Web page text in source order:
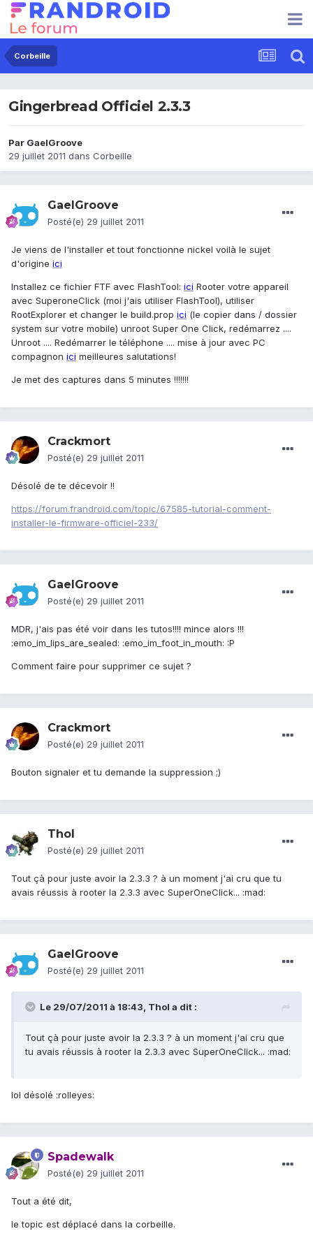
Corbeille
Gingerbread Officiel 2.3.3
Par GaelGroove
29 juillet 2011 dans Corbeille
GaelGroove
Posté(e) 29 juillet 2011
Je viens de l'installer et tout fonctionne nickel voilà le sujet
d'origine ici
Installez ce fichier FTF avec FlashTool: ici Rooter votre appareil
avec SuperoneClick (moi j'ais utiliser FlashTool), utiliser
RootExplorer et changer le build.prop ici (le copier dans / dossier
system sur votre mobile) unroot Super One Click, redémarrez ....
Unroot .... Redémarrer le téléphone .... mise à jour avec PC
compagnon ici meilleures salutations!
Je met des captures dans 5 minutes !!!!!!!
Crackmort
Posté(e) 29 juillet 2011
Désolé de te décevoir !!
https://forum.frandroid.com/topic/67585-tutorial-comment-
installer-le-firmware-officiel-233/
GaelGroove
Posté(e) 29 juillet 2011
MDR, j'ais pas été voir dans les tutos!!!! mince alors !!!
:emo_im_lips_are_sealed: :emo_im_foot_in_mouth: :P
Comment faire pour supprimer ce sujet ?
Crackmort
Posté(e) 29 juillet 2011
Bouton signaler et tu demande la suppression ;)
Thol
Posté(e) 29 juillet 2011
Tout çà pour juste avoir la 2.3.3 ? à un moment j'ai cru que tu
avais réussis à rooter la 2.3.3 avec SuperOneClick... :mad:
GaelGroove
Posté(e) 29 juillet 2011
Le 29/07/2011 à 18:43, Thol a dit :
Tout çà pour juste avoir la 2.3.3 ? à un moment j'ai cru que
tu avais réussis à rooter la 2.3.3 avec SuperOneClick... :mad:
lol désolé :rolleyes:
Spadewalk
Posté(e) 29 juillet 2011
Tout a été dit,
le topic est déplacé dans la corbeille.